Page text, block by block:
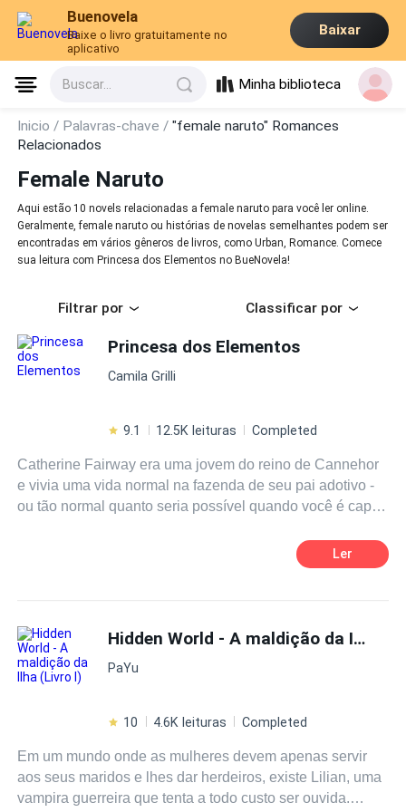
Buenovela
Baixe o livro gratuitamente no
aplicativo
Baixar
Buscar... Minha biblioteca
Inicio / Palavras-chave /"female naruto" Romances
Relacionados
Female Naruto
Aqui estão 10 novels relacionadas a female naruto para você ler online.
Geralmente, female naruto ou histórias de novelas semelhantes podem ser
encontradas em vários gêneros de livros, como Urban, Romance. Comece
sua leitura com Princesa dos Elementos no BueNovela!
Filtrar por Classificar por
Princesa dos Elementos
Camila Grilli
9.1 12.5K leituras Completed
Catherine Fairway era uma jovem do reino de Cannehor
e vivia uma vida normal na fazenda de seu pai adotivo -
ou tão normal quanto seria possível quando você é capaz
fazendeiro, Luke Fairway, aos nove anos, após ver seus
pais biológicos morrerem. Apesar do trágico assassinato
esta nunca soube de onde viera. Tudo o que sabia sobre
sua antiga vida era que nascera com um dom incrível:
controlar os quatro elementos. Durante oito anos,
a magia dentro de si, mas, ao ser convidada para
quanto estava errada. O que era para ser apenas uma
"competição estúpida", em sua visão, acabou por se
tornar um mar de confusões e revelações. Em poucas
Ler
Hidden World - A maldição da Ilha (Livro I)
PaYu
10 4.6K leituras Completed
Em um mundo onde as mulheres devem apenas servir
aos seus maridos e lhes dar herdeiros, existe Lilian, uma
vampira guerreira que tenta a todo custo ser ouvida.